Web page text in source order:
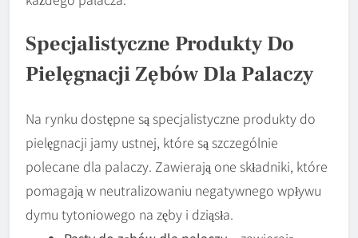
Specjalistyczne Produkty Do
Pielęgnacji Zębów Dla Palaczy
Na rynku dostępne są specjalistyczne produkty do
pielęgnacji jamy ustnej, które są szczególnie
polecane dla palaczy. Zawierają one składniki, które
pomagają w neutralizowaniu negatywnego wpływu
dymu tytoniowego na zęby i dziąsła.